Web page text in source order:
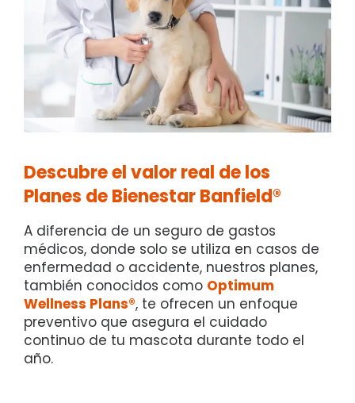
Descubre el valor real de los
Planes de Bienestar Banfield®
A diferencia de un seguro de gastos
médicos, donde solo se utiliza en casos de
enfermedad o accidente, nuestros planes,
también conocidos como Optimum
Wellness Plans®, te ofrecen un enfoque
preventivo que asegura el cuidado
continuo de tu mascota durante todo el
año.